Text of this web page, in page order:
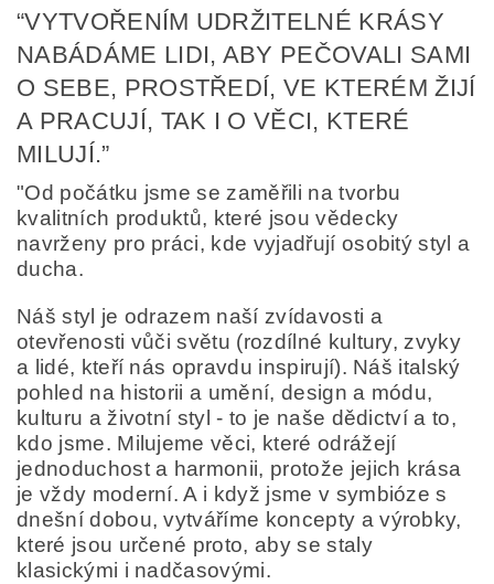
Odesláním formuláře/objednávky vyjadřujete souhlas
se zpracováním osobních údajů v souladu s definicí
ochrany osobních údajů .
“VYTVOŘENÍM UDRŽITELNÉ KRÁSY
NABÁDÁME LIDI, ABY PEČOVALI SAMI
O SEBE, PROSTŘEDÍ, VE KTERÉM ŽIJÍ
A PRACUJÍ, TAK I O VĚCI, KTERÉ
MILUJÍ.”
"Od počátku jsme se zaměřili na tvorbu
kvalitních produktů, které jsou vědecky
navrženy pro práci, kde vyjadřují osobitý styl a
ducha.
Náš styl je odrazem naší zvídavosti a
otevřenosti vůči světu (rozdílné kultury, zvyky
a lidé, kteří nás opravdu inspirují). Náš italský
pohled na historii a umění, design a módu,
kulturu a životní styl - to je naše dědictví a to,
kdo jsme. Milujeme věci, které odrážejí
jednoduchost a harmonii, protože jejich krása
je vždy moderní. A i když jsme v symbióze s
dnešní dobou, vytváříme koncepty a výrobky,
které jsou určené proto, aby se staly
klasickými i nadčasovými.